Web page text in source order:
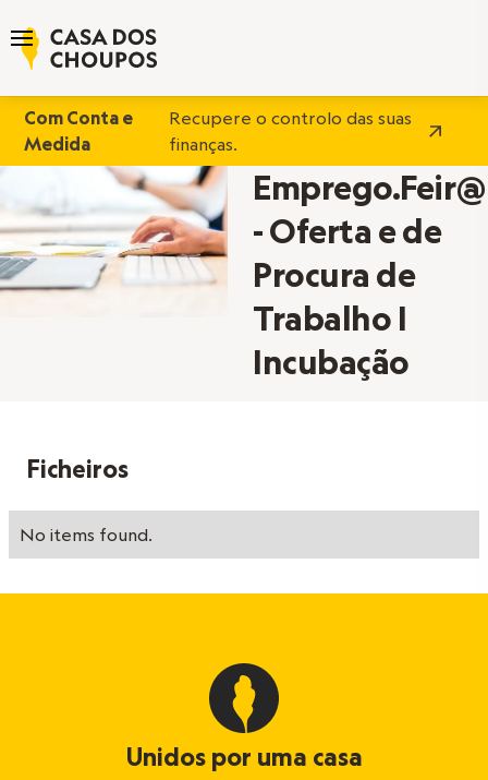
Com Conta e
Medida
Recupere o controlo das suas
finanças.
Emprego.Feir@
- Oferta e de
Procura de
Trabalho |
Incubação
Ficheiros
No items found.
Unidos por uma casa